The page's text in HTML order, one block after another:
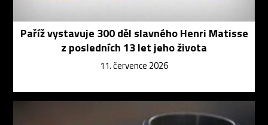
Paříž vystavuje 300 děl slavného Henri Matisse
z posledních 13 let jeho života
11. července 2026